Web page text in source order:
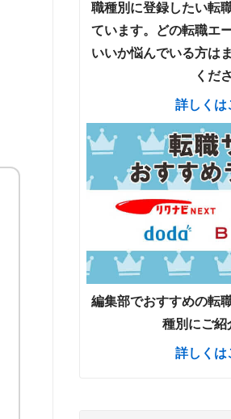
職種別に登録したい転
ています。どの転職エ
いいか悩んでいる方は
くだ
詳しく
編集部でおすすめの転
種別にご紹
詳しく